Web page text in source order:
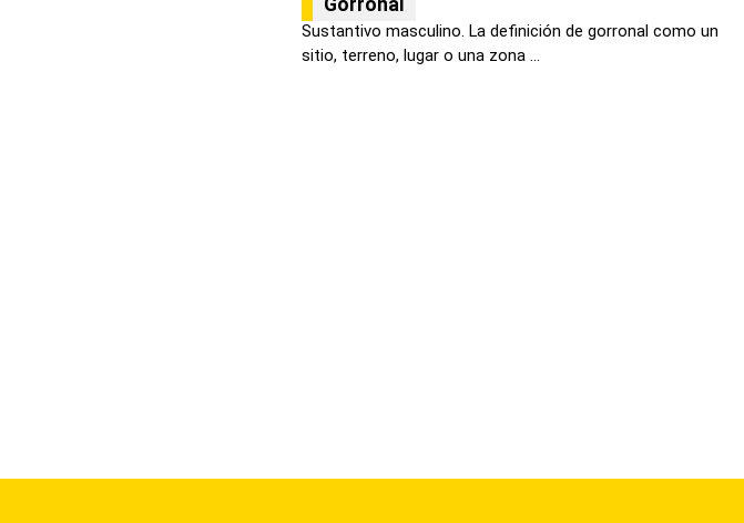
Sustantivo masculino. La definición de gorronal como un
sitio, terreno, lugar o una zona ...